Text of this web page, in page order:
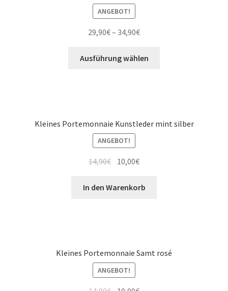
ANGEBOT!
29,90€– 34,90€
Ausführung wählen
Kleines Portemonnaie Kunstleder mint silber
ANGEBOT!
14,90€ 10,00€
In den Warenkorb
Kleines Portemonnaie Samt rosé
ANGEBOT!